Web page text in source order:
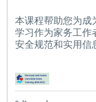
本课程帮助您为成
学习作为家务工作
安全规范和实用信